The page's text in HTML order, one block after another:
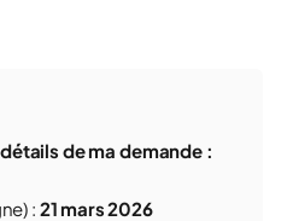
de ma demande :
) : 21 mars 2026